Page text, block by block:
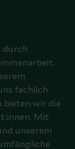
durch
fachlich
bieten wir die
Mit
unserem